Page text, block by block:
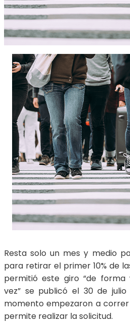
Resta solo un mes y medio
para retirar el primer 10% de
permitió este giro “de
vez” se publicó el 30 de
momento empezaron a
permite realizar la solicitud.